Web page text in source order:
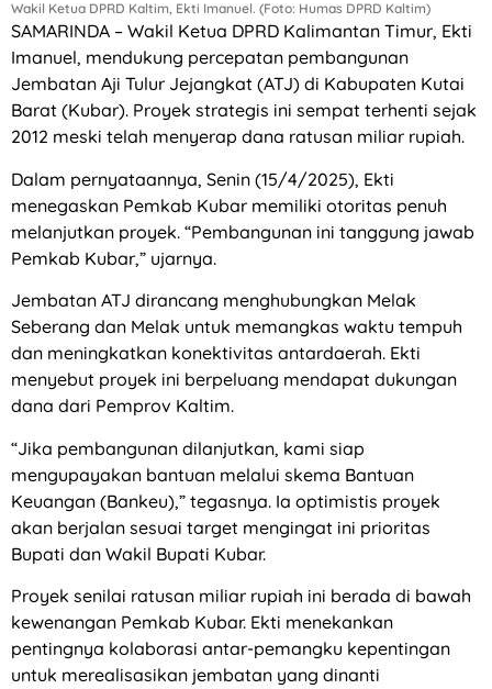
Wakil Ketua DPRD Kaltim, Ekti Imanuel. (Foto: Humas DPRD Kaltim)
SAMARINDA – Wakil Ketua DPRD Kalimantan Timur, Ekti
Imanuel, mendukung percepatan pembangunan
Jembatan Aji Tulur Jejangkat (ATJ) di Kabupaten Kutai
Barat (Kubar). Proyek strategis ini sempat terhenti sejak
2012 meski telah menyerap dana ratusan miliar rupiah.
Dalam pernyataannya, Senin (15/4/2025), Ekti
menegaskan Pemkab Kubar memiliki otoritas penuh
melanjutkan proyek. “Pembangunan ini tanggung jawab
Pemkab Kubar,” ujarnya.
Jembatan ATJ dirancang menghubungkan Melak
Seberang dan Melak untuk memangkas waktu tempuh
dan meningkatkan konektivitas antardaerah. Ekti
menyebut proyek ini berpeluang mendapat dukungan
dana dari Pemprov Kaltim.
“Jika pembangunan dilanjutkan, kami siap
mengupayakan bantuan melalui skema Bantuan
Keuangan (Bankeu),” tegasnya. Ia optimistis proyek
akan berjalan sesuai target mengingat ini prioritas
Bupati dan Wakil Bupati Kubar.
Proyek senilai ratusan miliar rupiah ini berada di bawah
kewenangan Pemkab Kubar. Ekti menekankan
pentingnya kolaborasi antar-pemangku kepentingan
untuk merealisasikan jembatan yang dinanti